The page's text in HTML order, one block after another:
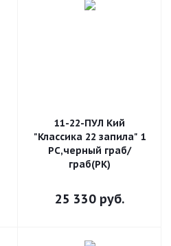
11-22-ПУЛ Кий
"Классика 22 запила" 1
РС,черный граб/
граб(РК)
25 330 руб.